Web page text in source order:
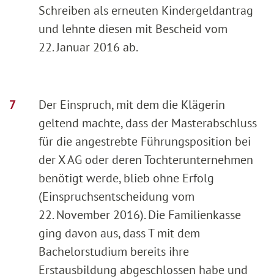
Schreiben als erneuten Kindergeldantrag
und lehnte diesen mit Bescheid vom
22. Januar 2016 ab.
Der Einspruch, mit dem die Klägerin
geltend machte, dass der Masterabschluss
für die angestrebte Führungsposition bei
der X AG oder deren Tochterunternehmen
benötigt werde, blieb ohne Erfolg
(Einspruchsentscheidung vom
22. November 2016). Die Familienkasse
ging davon aus, dass T mit dem
Bachelorstudium bereits ihre
Erstausbildung abgeschlossen habe und